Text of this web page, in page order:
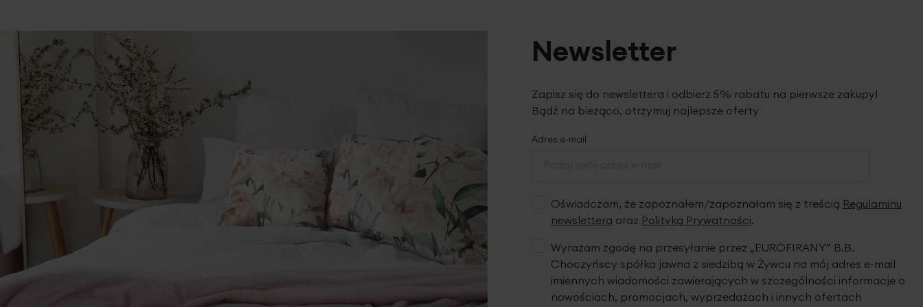
Newsletter
Zapisz się do newslettera i odbierz 5% rabatu na pierwsze zakupy!
Bądź na bieżąco, otrzymuj najlepsze oferty
Adres e-mail
Oświadczam, że zapoznałem/zapoznałam się z treścią Regulaminu
newslettera oraz Polityką Prywatności.
Wyrażam zgodę na przesyłanie przez „EUROFIRANY” B.B.
Choczyńscy spółka jawna z siedzibą w Żywcu na mój adres e-mail
imiennych wiadomości zawierających w szczególności informacje o
nowościach, promocjach, wyprzedażach i innych ofertach